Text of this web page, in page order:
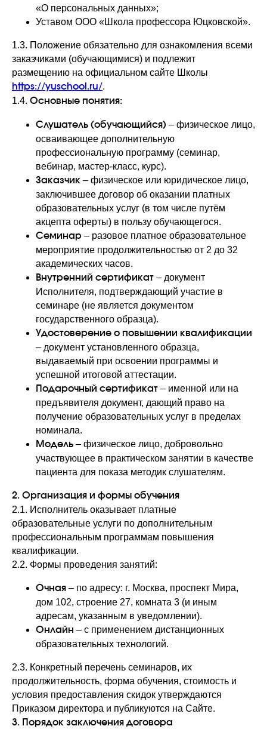
«О персональных данных»;
Уставом ООО «Школа профессора Юцковской».
1.3. Положение обязательно для ознакомления всеми
заказчиками (обучающимися) и подлежит
размещению на официальном сайте Школы
https://yuschool.ru/.
1.4. Основные понятия:
Слушатель (обучающийся) – физическое лицо,
осваивающее дополнительную
профессиональную программу (семинар,
вебинар, мастер-класс, курс).
Заказчик – физическое или юридическое лицо,
заключившее договор об оказании платных
образовательных услуг (в том числе путём
акцепта оферты) в пользу обучающегося.
Семинар – разовое платное образовательное
мероприятие продолжительностью от 2 до 32
академических часов.
Внутренний сертификат – документ
Исполнителя, подтверждающий участие в
семинаре (не является документом
государственного образца).
Удостоверение о повышении квалификации
– документ установленного образца,
выдаваемый при освоении программы и
успешной итоговой аттестации.
Подарочный сертификат – именной или на
предъявителя документ, дающий право на
получение образовательных услуг в пределах
номинала.
Модель – физическое лицо, добровольно
участвующее в практическом занятии в качестве
пациента для показа методик слушателям.
2. Организация и формы обучения
2.1. Исполнитель оказывает платные
образовательные услуги по дополнительным
профессиональным программам повышения
квалификации.
2.2. Формы проведения занятий:
Очная – по адресу: г. Москва, проспект Мира,
дом 102, строение 27, комната 3 (и иным
адресам, указанным в уведомлении).
Онлайн – с применением дистанционных
образовательных технологий.
2.3. Конкретный перечень семинаров, их
продолжительность, форма обучения, стоимость и
условия предоставления скидок утверждаются
Приказом директора и публикуются на Сайте.
3. Порядок заключения договора